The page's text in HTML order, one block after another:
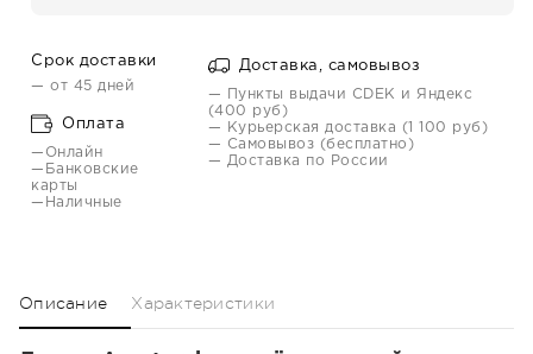
Срок доставки
— от 45 дней
Оплата
—Онлайн
—Банковские
карты
—Наличные
Доставка, самовывоз
— Пункты выдачи CDEK и Яндекс
(400 руб)
— Курьерская доставка (1 100 руб)
— Самовывоз (бесплатно)
— Доставка по России
Описание Характеристики